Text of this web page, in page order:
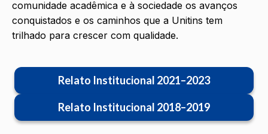
comunidade acadêmica e à sociedade os avanços
conquistados e os caminhos que a Unitins tem
trilhado para crescer com qualidade.
Relato Institucional 2021–2023
Relato Institucional 2018–2019